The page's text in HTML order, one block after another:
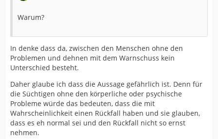
Warum?
In denke dass da, zwischen den Menschen ohne den
Problemen und dehnen mit dem Warnschuss kein
Unterschied besteht.
Daher glaube ich dass die Aussage gefährlich ist. Denn für
die Süchtigen ohne den körperliche oder psychische
Probleme würde das bedeuten, dass die mit
Wahrscheinlichkeit einen Rückfall haben und sie glauben,
dass es eh normal sei und den Rückfall nicht so ernst
nehmen.